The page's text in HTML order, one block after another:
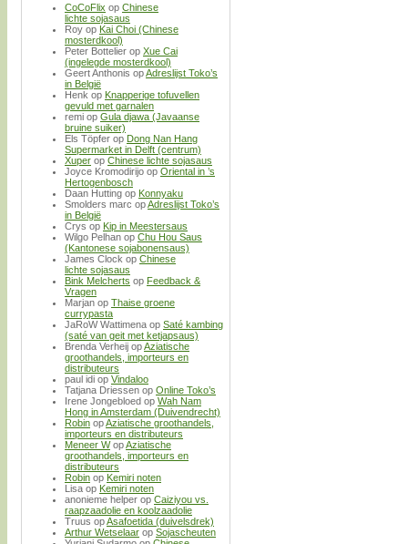
CoCoFlix op Chinese
lichte sojasaus
Roy op Kai Choi (Chinese
mosterdkool)
Peter Bottelier op Xue Cai
(ingelegde mosterdkool)
Geert Anthonis opAdreslijst Toko’s
in België
Henk op Knapperige tofuvellen
gevuld met garnalen
remi op Gula djawa (Javaanse
bruine suiker)
Els Töpfer op Dong Nan Hang
Supermarket in Delft (centrum)
Xuper op Chinese lichte sojasaus
Joyce Kromodirijo op Oriental in ’s
Hertogenbosch
Daan Hutting op Konnyaku
Smolders marc opAdreslijst Toko’s
in België
Crys op Kip in Meestersaus
Wilgo Pelhan op Chu Hou Saus
(Kantonese sojabonensaus)
James Clock op Chinese
lichte sojasaus
Bink Melcherts op Feedback &
Vragen
Marjan op Thaise groene
currypasta
JaRoW Wattimena op Saté kambing
(saté van geit met ketjapsaus)
Brenda Verheij opAziatische
groothandels, importeurs en
distributeurs
paul idi op Vindaloo
Tatjana Driessen op Online Toko’s
Irene Jongebloed op Wah Nam
Hong in Amsterdam (Duivendrecht)
Robin opAziatische groothandels,
importeurs en distributeurs
Meneer WopAziatische
groothandels, importeurs en
distributeurs
Robin op Kemiri noten
Lisa op Kemiri noten
anonieme helper op Caiziyou vs.
raapzaadolie en koolzaadolie
Truus opAsafoetida (duivelsdrek)
Arthur Wetselaar op Sojascheuten